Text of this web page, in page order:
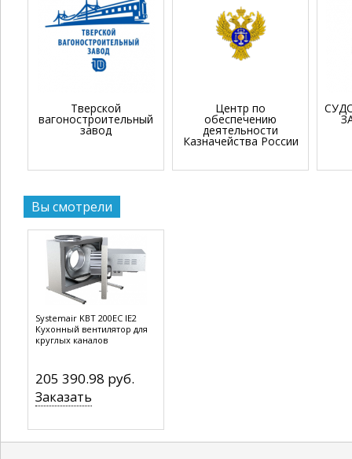
Тверской
вагоностроительный
завод
Центр по
обеспечению
деятельности
Казначейства России
Вы смотрели
Systemair KBT 200EC IE2
Кухонный вентилятор для
круглых каналов
205 390.98 руб.
Заказать